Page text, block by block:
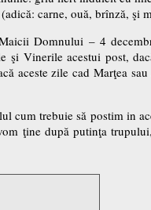
carne, ouă, brînză, şi
Domnului – 4
şi Vinerile acestui post,
aceste zile cad Marţea
cum trebuie să postim in
ţine după putinţa